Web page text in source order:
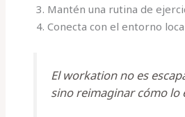
Mantén una rutina de
Conecta con el entorno
El workation no es
sino reimaginar cómo lo